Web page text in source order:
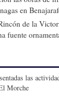
en
de la
fuente
las
Morche